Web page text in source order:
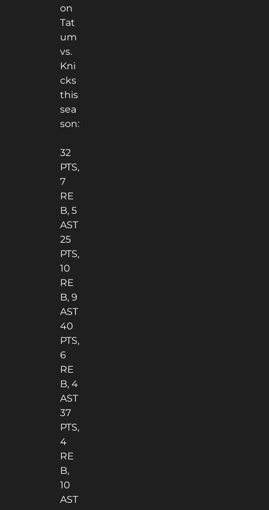
on
Tat
um
vs.
Kni
cks
this
sea
son:
32
PTS,
7
RE
B, 5
AST
25
PTS,
10
RE
B, 9
AST
40
PTS,
6
RE
B, 4
AST
37
PTS,
4
RE
B,
10
AST